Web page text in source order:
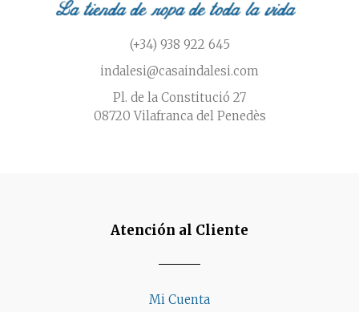
(+34) 938 922 645
indalesi@casaindalesi.com
Pl. de la Constitució 27
08720 Vilafranca del Penedès
Atención al Cliente
Mi Cuenta